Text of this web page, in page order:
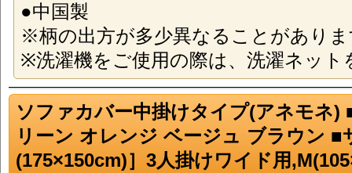
●中国製
※柄の出方が多少異なることがあり
※洗濯機をご使用の際は、洗濯ネット
ソファカバー中掛けタイプ(アネモネ)
リーン オレンジ ベージュ ブラウン ■
(175×150cm)］3人掛けワイド用